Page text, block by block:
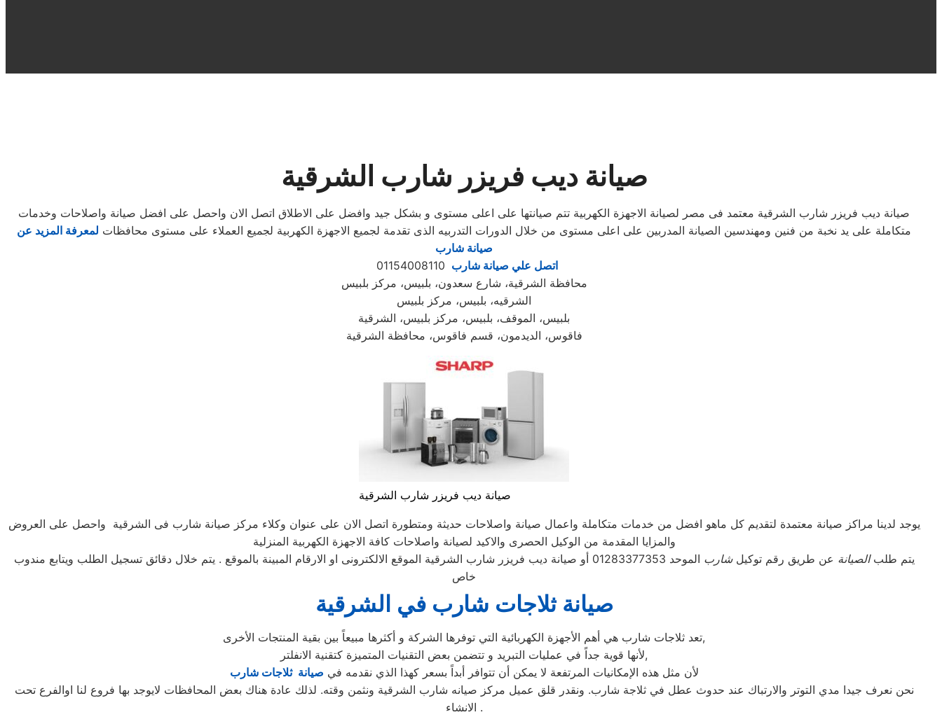
صيانة ديب فريزر شارب الشرقية
صيانة ديب فريزر شارب الشرقية معتمد فى مصر لصيانة الاجهزة الكهربية تتم صيانتها على اعلى مستوى و بشكل جيد وافضل على الاطلاق اتصل الان واحصل على افضل صيانة واصلاحات وخدمات
متكاملة على يد نخبة من فنين ومهندسين الصيانة المدربين على اعلى مستوى من خلال الدورات التدربيه الذى تقدمة لجميع الاجهزة الكهربية لجميع العملاء على مستوى محافظات لمعرفة المزيد عن
صيانة شارب
اتصل علي صيانة شارب
محافظة الشرقية، شارع سعدون، بلبيس، مركز بلبيس
الشرقيه، بلبيس، مركز بلبيس
بلبيس، الموقف، بلبيس، مركز بلبيس، الشرقية
فاقوس، الديدمون، قسم فاقوس، محافظة الشرقية
صيانة ديب فريزر شارب الشرقية
يوجد لدينا مراكز صيانة معتمدة لتقديم كل ماهو افضل من خدمات متكاملة واعمال صيانة واصلاحات حديثة ومتطورة اتصل الان على عنوان وكلاء مركز صيانة شارب فى الشرقية واحصل على العروض
والمزايا المقدمة من الوكيل الحصرى والاكيد لصيانة واصلاحات كافة الاجهزة الكهربية المنزلية
يتم طلبالصيانة عن طريق رقم توكيلشارب
الموحد 01283377353 أو صيانة ديب فريزر شارب الشرقية الموقع الالكترونى او الارقام المبينة بالموقع . يتم خلال دقائق تسجيل الطلب ويتابع مندوب
خاص
صيانة ثلاجات شارب في الشرقية
تعد ثلاجات شارب هي أهم الأجهزة الكهربائية التي توفرها الشركة و أكثرها مبيعاً بين بقية المنتجات الأخرى,
لأنها قوية جداً في عمليات التبريد و تتضمن بعض التقنيات المتميزة كتقنية الانفلتر,
لأن مثل هذه الإمكانيات المرتفعة لا يمكن أن تتوافر أبداً بسعر كهذا الذي نقدمه في صيانة ثلاجات شارب
نحن نعرف جيدا مدي التوتر والارتباك عند حدوث عطل في ثلاجة شارب. ونقدر قلق عميل مركز صيانه شارب الشرقية ونثمن وقته. لذلك عادة هناك بعض المحافظات لايوجد بها فروع لنا اوالفرع تحت
الانشاء .